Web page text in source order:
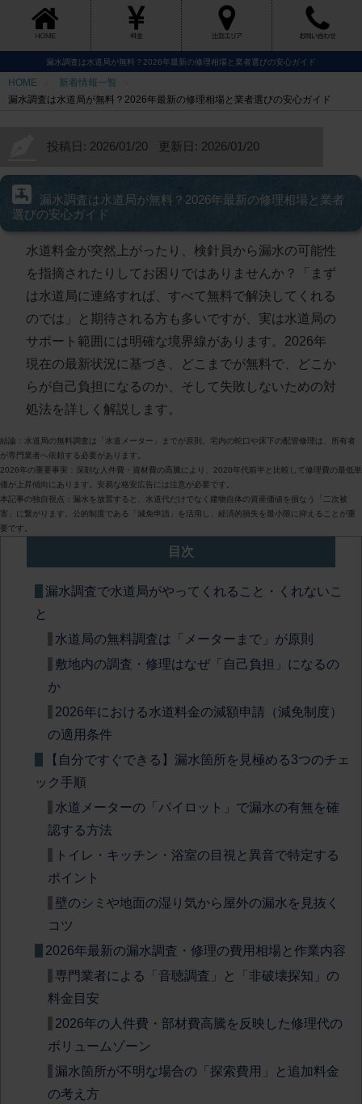
漏水調査は水道局が無料？2026年最新の修理相場と業者選びの安心ガイド
HOME
新着情報一覧
漏水調査は水道局が無料？2026年最新の修理相場と業者選びの安心ガイド
投稿日: 2026/01/20 更新日: 2026/01/20
漏水調査は水道局が無料？2026年最新の修理相場と業者
選びの安心ガイド
水道料金が突然上がったり、検針員から漏水の可能性
を指摘されたりしてお困りではありませんか？「まず
は水道局に連絡すれば、すべて無料で解決してくれる
のでは」と期待される方も多いですが、実は水道局の
サポート範囲には明確な境界線があります。2026年
現在の最新状況に基づき、どこまでが無料で、どこか
らが自己負担になるのか、そして失敗しないための対
処法を詳しく解説します。
結論 ：水道局の無料調査は「水道メーター」までが原則。宅内の蛇口や床下の配管修理は、所有者
が専門業者へ依頼する必要があります。
2026年の重要事実 ：深刻な人件費・資材費の高騰により、2020年代前半と比較して修理費の最低単
価が上昇傾向にあります。安易な格安広告には注意が必要です。
本記事の独自視点 ：漏水を放置すると、水道代だけでなく建物自体の資産価値を損なう「二次被
害」に繋がります。公的制度である「減免申請」を活用し、経済的損失を最小限に抑えることが重
要です。
目次
漏水調査で水道局がやってくれること・くれないこ
と
水道局の無料調査は「メーターまで」が原則
敷地内の調査・修理はなぜ「自己負担」になるの
か
2026年における水道料金の減額申請（減免制度）
の適用条件
【自分ですぐできる】漏水箇所を見極める3つのチェ
ック手順
水道メーターの「パイロット」で漏水の有無を確
認する方法
トイレ・キッチン・浴室の目視と異音で特定する
ポイント
壁のシミや地面の湿り気から屋外の漏水を見抜く
コツ
2026年最新の漏水調査・修理の費用相場と作業内容
専門業者による「音聴調査」と「非破壊探知」の
料金目安
2026年の人件費・部材費高騰を反映した修理代の
ボリュームゾーン
漏水箇所が不明な場合の「探索費用」と追加料金
の考え方